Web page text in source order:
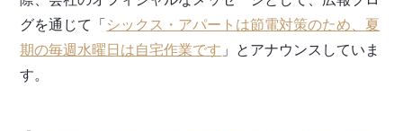
グを通じて「シックス・アパートは節電対策のため、夏
期の毎週水曜日は自宅作業です 」とアナウンスしていま
す。